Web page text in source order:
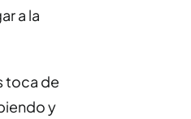
a la
toca de
y